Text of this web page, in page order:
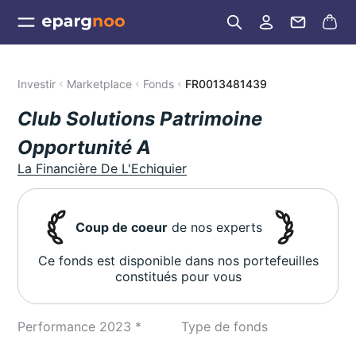
Investir Marketplace Fonds FR0013481439
Club Solutions Patrimoine
Opportunité A
La Financière De L'Echiquier
Coup de coeur de nos experts
Ce fonds est disponible dans nos portefeuilles
constitués pour vous
Performance 2023 * Type de fonds